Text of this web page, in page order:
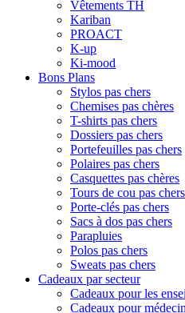
Vêtements TH
Kariban
PROACT
K-up
Ki-mood
Bons Plans
Stylos pas chers
Chemises pas chères
T-shirts pas chers
Dossiers pas chers
Portefeuilles pas chers
Polaires pas chers
Casquettes pas chères
Tours de cou pas chers
Porte-clés pas chers
Sacs à dos pas chers
Parapluies
Polos pas chers
Sweats pas chers
Cadeaux par secteur
Cadeaux pour les
Cadeaux pour